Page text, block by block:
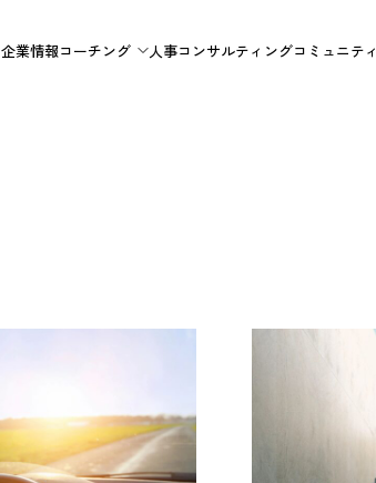
企業情報コーチング 人事コンサルティングコミュニティ